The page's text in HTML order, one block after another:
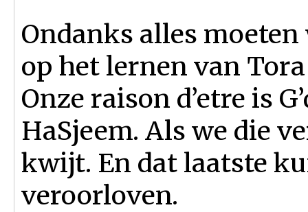
Ondanks alles
op het lernen van
Onze raison d’etre is
HaSjeem. Als we die
kwijt. En dat laatste
veroorloven.